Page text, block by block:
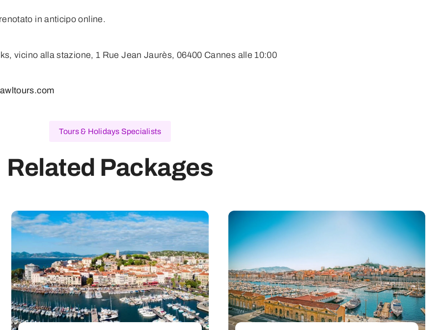
in anticipo online.
vicino alla stazione, 1 Rue Jean Jaurès, 06400 Cannes alle 10:00
Tours & Holidays Specialists
Related Packages